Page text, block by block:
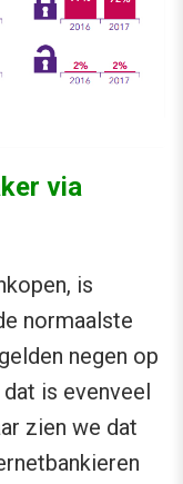
via
is
normaalste
negen op
is evenveel
zien we dat